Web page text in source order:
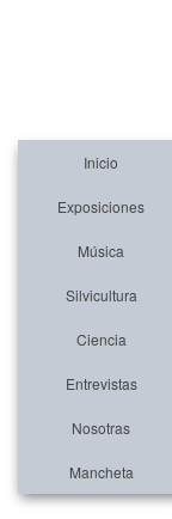
Inicio
Exposiciones
Música
Silvicultura
Ciencia
Entrevistas
Nosotras
Mancheta